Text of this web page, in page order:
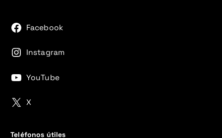
Facebook
Instagram
YouTube
X
Teléfonos útiles